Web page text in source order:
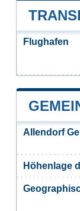
Flughafen
Allendorf
Höhenlage